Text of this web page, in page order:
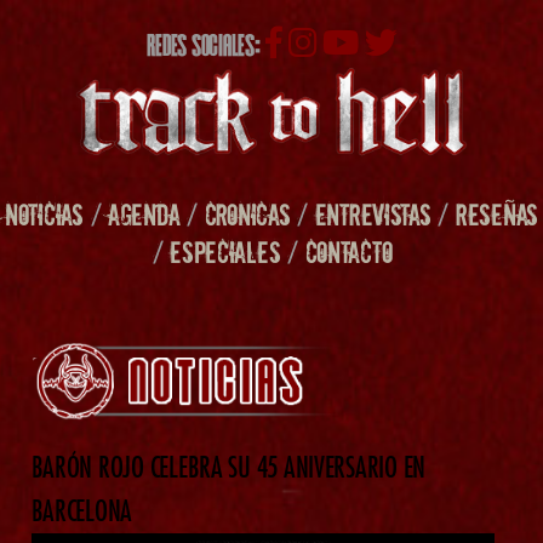
REDES SOCIALES:
NOTICIAS /AGENDA/ CRONICAS/ENTREVISTAS/RESEÑAS
/ESPECIALES/ CONTACTO
BARÓN ROJO CELEBRA SU 45 ANIVERSARIO EN
BARCELONA